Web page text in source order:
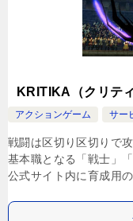
KRITIKA（クリティ
アクションゲーム サー
戦闘は区切り区切りで
基本職となる「戦士」
公式サイト内に育成用